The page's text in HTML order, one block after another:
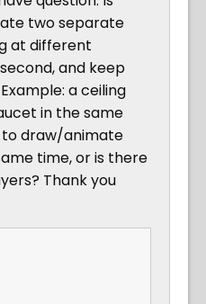
two separate
at different
and keep
a ceiling
in the same
to draw/animate
time, or is there
Thank you